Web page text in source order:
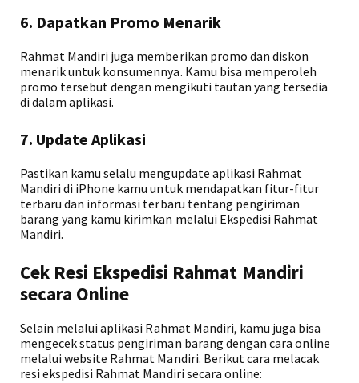
6. Dapatkan Promo Menarik
Rahmat Mandiri juga memberikan promo dan diskon
menarik untuk konsumennya. Kamu bisa memperoleh
promo tersebut dengan mengikuti tautan yang tersedia
di dalam aplikasi.
7. Update Aplikasi
Pastikan kamu selalu mengupdate aplikasi Rahmat
Mandiri di iPhone kamu untuk mendapatkan fitur-fitur
terbaru dan informasi terbaru tentang pengiriman
barang yang kamu kirimkan melalui Ekspedisi Rahmat
Mandiri.
Cek Resi Ekspedisi Rahmat Mandiri
secara Online
Selain melalui aplikasi Rahmat Mandiri, kamu juga bisa
mengecek status pengiriman barang dengan cara online
melalui website Rahmat Mandiri. Berikut cara melacak
resi ekspedisi Rahmat Mandiri secara online: